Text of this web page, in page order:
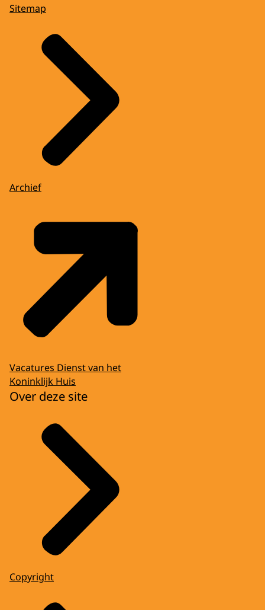
Sitemap
Archief
Vacatures Dienst van het
Koninklijk Huis
Over deze site
Copyright